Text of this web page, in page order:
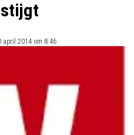
stijgt
april 2014 om 8:46